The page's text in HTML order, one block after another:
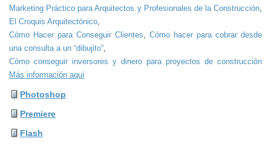
Marketing Práctico para Arquitectos y Profesionales de la Construcción,
El Croquis Arquitectónico,
Cómo Hacer para Conseguir Clientes, Cómo hacer para cobrar desde
una consulta a un “dibujito”,
Cómo conseguir inversores y dinero para proyectos de construcción
Más información aquí
Photoshop
Premiere
Flash